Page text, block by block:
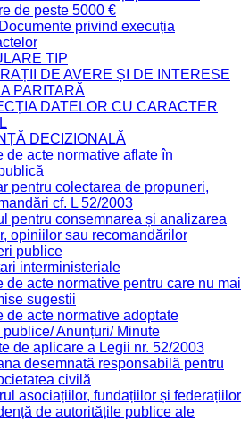
de peste 5000 €
privind execuția
TIP
DE AVERE ȘI DE INTERESE
PARITARĂ
DATELOR CU CARACTER
DECIZIONALĂ
de acte normative aflate în
pentru colectarea de propuneri,
cf. L 52/2003
pentru consemnarea și analizarea
opiniilor sau recomandărilor
publice
interministeriale
de acte normative pentru care nu mai
sugestii
de acte normative adoptate
Anunțuri/ Minute
de aplicare a Legii nr. 52/2003
desemnată responsabilă pentru
civilă
asociațiilor, fundațiilor și federațiilor
de autoritățile publice ale